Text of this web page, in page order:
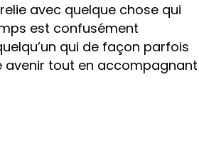
avec quelque chose qui
est confusément
qui de façon parfois
avenir tout en accompagnant